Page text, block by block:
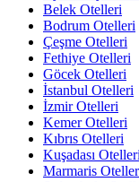
Belek Otelleri
Bodrum Otelleri
Çeşme Otelleri
Fethiye Otelleri
Göcek Otelleri
İstanbul Otelleri
İzmir Otelleri
Kemer Otelleri
Kıbrıs Otelleri
Kuşadası Otelleri
Marmaris